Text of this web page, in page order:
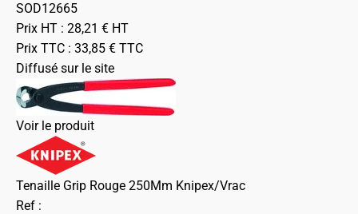
SOD12665
Prix HT : 28,21 € HT
Prix TTC : 33,85 € TTC
Diffusé sur le site
Voir le produit
Tenaille Grip Rouge 250Mm Knipex/Vrac
Ref :